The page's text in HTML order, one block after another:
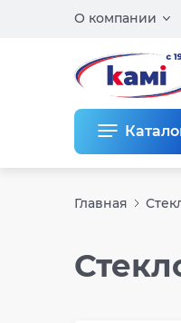
О компании
Главная